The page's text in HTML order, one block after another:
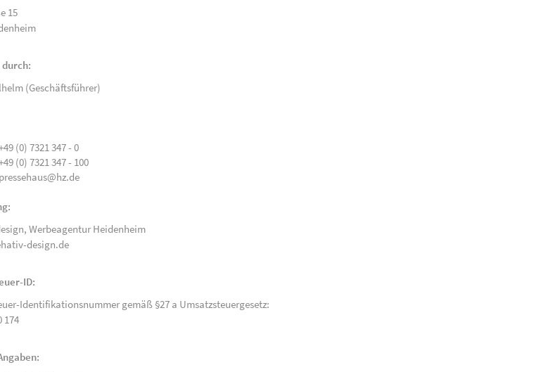
15
(Geschäftsführer)
(0) 7321 347 - 0
(0) 7321 347 - 100
pressehaus@hz.de
Werbeagentur Heidenheim
design.de
ID:
Identifikationsnummer gemäß §27 a Umsatzsteuergesetz:
174